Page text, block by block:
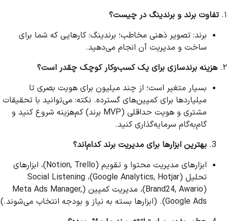
۱. تفاوت برند و برندینگ در چیست؟
برند: تصویر ذهنی مخاطب؛ برندینگ: کارهایی که شما برای
ساخت و مدیریت آن انجام می‌دهید.
۲. هزینه برندسازی برای یک کسب‌وکار کوچک چقدر است؟
بسیار متغیر است؛ از چند میلیون برای هویت بصری تا
میلیاردها برای کمپین‌های گسترده. نکته: می‌توانید با تحقیقات
مشتری و هویت حداقلی (MVP برند) کم‌هزینه شروع کنید و
گام‌به‌گام سرمایه‌گذاری کنید.
بهترین ابزارها برای مدیریت برند کدام‌اند؟
ابزارهای مدیریت محتوا و تقویم (Notion, Trello)، ابزارهای
تحلیل (Google Analytics, Hotjar)، Social Listening
(Brand24, Awario)، مدیریت کمپین (Meta Ads Manager,
Google Ads). (ابزارها بسته به نیاز و بودجه انتخاب می‌شوند.)